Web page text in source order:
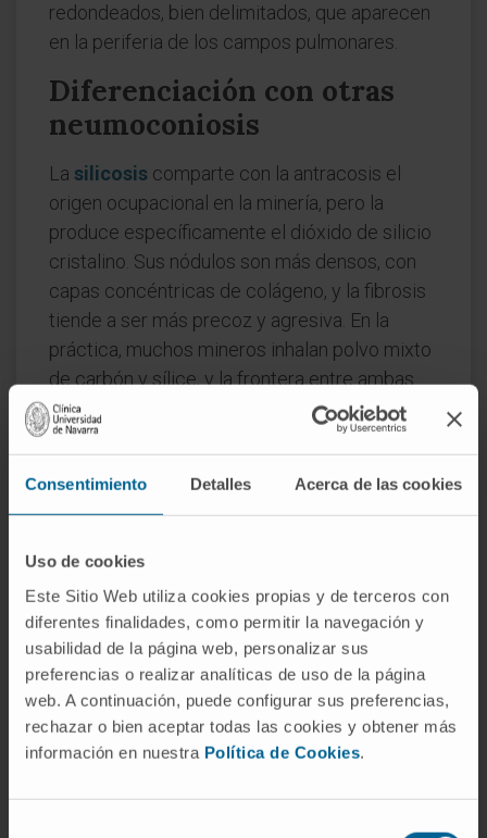
Consentimiento Detalles Acerca de las cookies
Uso de cookies
Este Sitio Web utiliza cookies propias y de terceros con
diferentes finalidades, como permitir la navegación y
usabilidad de la página web, personalizar sus
preferencias o realizar analíticas de uso de la página
web. A continuación, puede configurar sus preferencias,
rechazar o bien aceptar todas las cookies y obtener más
información en nuestra Política de Cookies.
redondeados, bien delimitados, que aparecen
en la periferia de los campos pulmonares.
Diferenciación con otras
neumoconiosis
La silicosis comparte con la antracosis el
origen ocupacional en la minería, pero la
produce específicamente el dióxido de silicio
cristalino. Sus nódulos son más densos, con
capas concéntricas de colágeno, y la fibrosis
tiende a ser más precoz y agresiva. En la
práctica, muchos mineros inhalan polvo mixto
de carbón y sílice, y la frontera entre ambas
entidades no siempre resulta nítida.
En el caso de laasbestosis, el agente causal
son las fibras de amianto. A diferencia de la
antracosis, produce una fibrosis intersticial
pulmonares, no en los lóbulos superiores, y se
asocia con placas pleurales calcificadas y con
un riesgo elevado de mesotelioma.
Preguntas frecuentes
¿De dónde viene la palabra
antracosis?
Del griego ἄνθραξ (ánthrax), que significaba